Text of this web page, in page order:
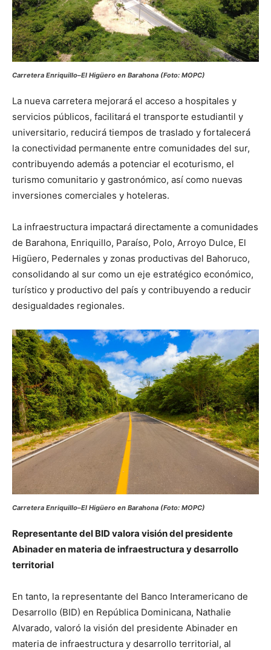
Carretera Enriquillo–El Higüero en Barahona (Foto: MOPC)
La nueva carretera mejorará el acceso a hospitales y
servicios públicos, facilitará el transporte estudiantil y
universitario, reducirá tiempos de traslado y fortalecerá
la conectividad permanente entre comunidades del sur,
contribuyendo además a potenciar el ecoturismo, el
turismo comunitario y gastronómico, así como nuevas
inversiones comerciales y hoteleras.
La infraestructura impactará directamente a comunidades
de Barahona, Enriquillo, Paraíso, Polo, Arroyo Dulce, El
Higüero, Pedernales y zonas productivas del Bahoruco,
consolidando al sur como un eje estratégico económico,
turístico y productivo del país y contribuyendo a reducir
desigualdades regionales.
Carretera Enriquillo–El Higüero en Barahona (Foto: MOPC)
Representante del BID valora visión del presidente
Abinader en materia de infraestructura y desarrollo
territorial
En tanto, la representante del Banco Interamericano de
Desarrollo (BID) en República Dominicana, Nathalie
Alvarado, valoró la visión del presidente Abinader en
materia de infraestructura y desarrollo territorial, al